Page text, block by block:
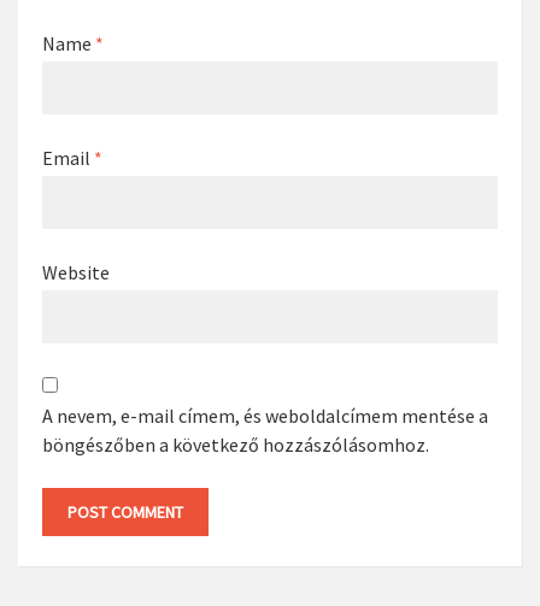
Name *
Email *
Website
A nevem, e-mail címem, és weboldalcímem mentése a
böngészőben a következő hozzászólásomhoz.